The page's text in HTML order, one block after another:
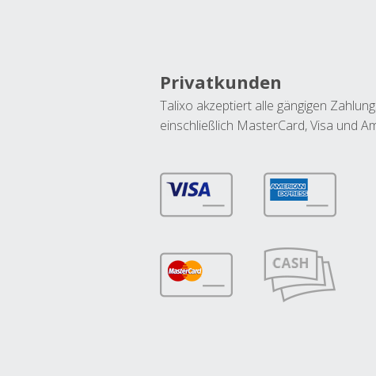
Privatkunden
Talixo akzeptiert alle gängigen
einschließlich MasterCard, Visa und